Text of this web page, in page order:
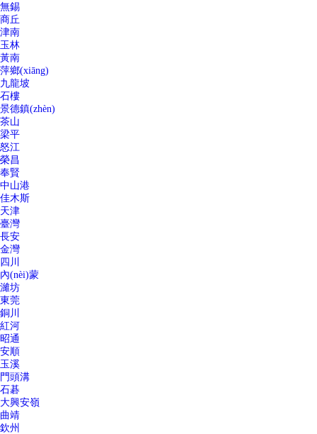
無錫
商丘
津南
玉林
黃南
萍鄉(xiāng)
九龍坡
石樓
景德鎮(zhèn)
茶山
梁平
怒江
榮昌
奉賢
中山港
佳木斯
天津
臺灣
長安
金灣
四川
內(nèi)蒙
濰坊
東莞
銅川
紅河
昭通
安順
玉溪
門頭溝
石碁
大興安嶺
曲靖
欽州